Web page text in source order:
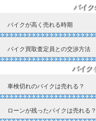
バイ
バイクが高く売れる時期
バイク買取査定員との交渉方法
バイク
車検切れのバイクは売れる？
ローンが残ったバイクは売れる？